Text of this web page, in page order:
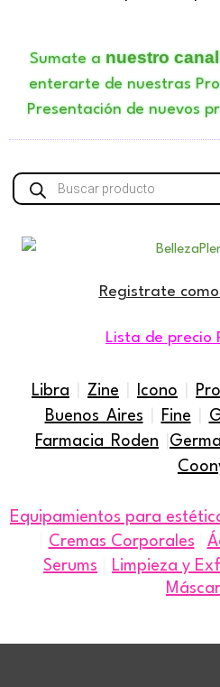
Sumate a nuestro
enterarte de nuestras
Presentación de nuevos
Búsqueda
de
Registrate
Lista de precio
Libra Zine Icono
Buenos Aires
Fine
Farmacia Roden
Equipamientos para
Cremas Corporales
Serums Limpieza y